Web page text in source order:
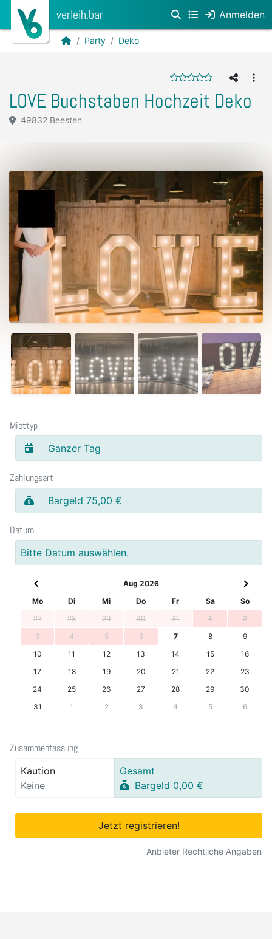
verleih.bar Anmelden
Party Deko
LOVE Buchstaben Hochzeit Deko
49832 Beesten
Miettyp
Ganzer Tag
Zahlungsart
Bargeld 75,00 €
Datum
Bitte Datum auswählen.
Aug 2026
Mo
Di Mi Do Fr Sa
So
27
28 29 30 31 1
2
3
4 5 6 7 8
9
10
11 12 13 14 15
16
17
18 19 20 21 22
23
24
25 26 27 28 29
30
31
1 2 3 4 5 6
Zusammenfassung
Kaution
Keine
Gesamt
Bargeld 0,00 €
Jetzt registrieren!
Anbieter Rechtliche Angaben